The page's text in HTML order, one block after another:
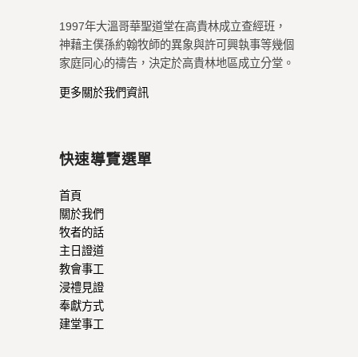
1997年大溫哥華聖道堂在高貴林成立查經班，
神藉主僕孫約翰牧師的異象與許可興執事等幾個
家庭同心的禱告，決定於高貴林地區成立分堂。
更多關於我們資訊
快速導覽選單
首頁
關於我們
牧者的話
主日證道
教會事工
浸禮見證
奉獻方式
建堂事工